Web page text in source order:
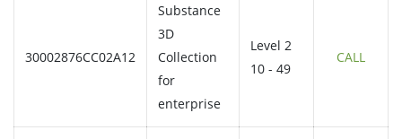
30002876CC02A12
Substance
3D
Collection
for
enterprise
Level 2
10 - 49
CALL